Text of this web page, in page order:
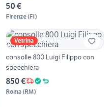
50 €
Firenze(FI)
Vetrina
consolle 800 Luigi Filippo con
specchiera
850 €
Roma (RM)